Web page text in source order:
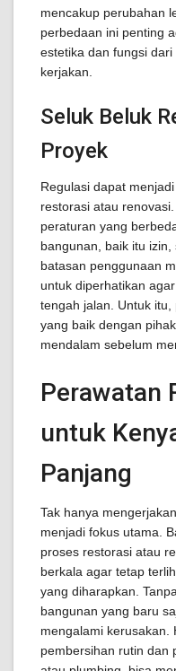
mencakup perubahan
perbedaan ini penting
estetika dan fungsi
kerjakan.
Seluk Beluk
Proyek
Regulasi dapat
restorasi atau
peraturan yang
bangunan, baik itu
batasan penggunaan
untuk diperhatikan
tengah jalan. Untuk
yang baik dengan
mendalam sebelum
Perawatan
untuk
Panjang
Tak hanya
menjadi fokus utama.
proses restorasi atau
berkala agar tetap
yang diharapkan.
bangunan yang baru
mengalami kerusakan.
pembersihan rutin dan